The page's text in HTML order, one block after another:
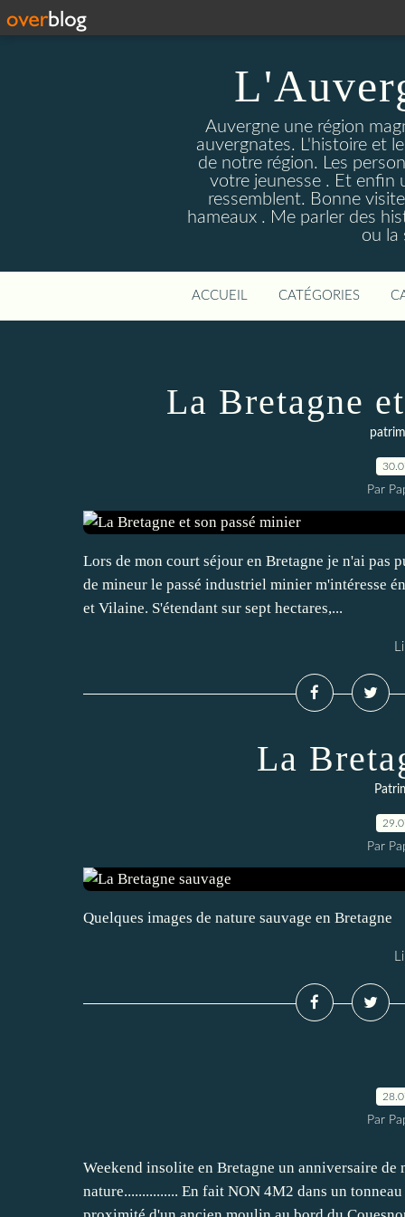
Auvergne une région
auvergnates. L'histoire et
de notre région. Les
votre jeunesse . Et enfin
ressemblent. Bonne
hameaux . Me parler des
ou la
ACCUEIL CATÉGORIES
La Bretagne
Par
Lors de mon court séjour en Bretagne je n'ai pas
de mineur le passé industriel minier m'intéresse
et Vilaine. S'étendant sur sept hectares,...
La
Par
Quelques images de nature sauvage en Bretagne
Par
Weekend insolite en Bretagne un anniversaire
nature............... En fait NON 4M2 dans un